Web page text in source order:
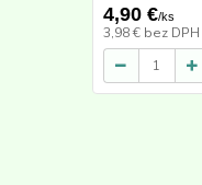
4,90 €/ks
3,98 € bez DPH